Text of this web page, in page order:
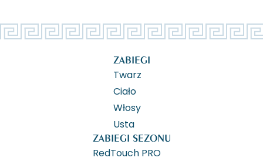
ZABIEGI
Twarz
Ciało
Włosy
Usta
ZABIEGI SEZONU
RedTouch PRO